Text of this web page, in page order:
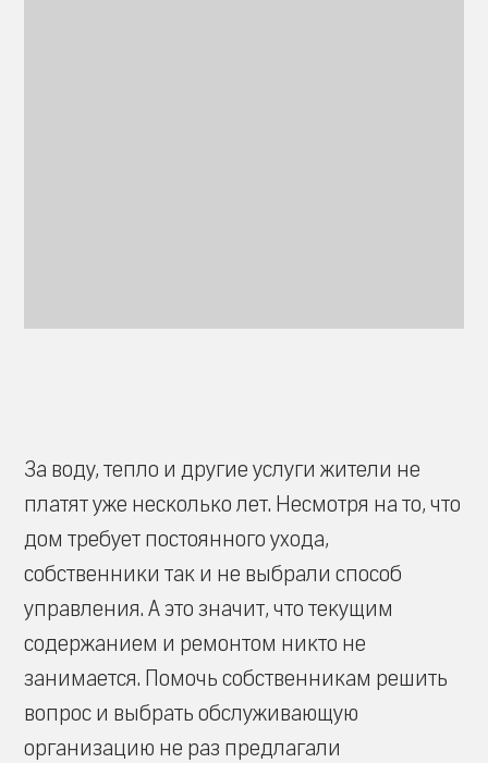
За воду, тепло и другие услуги жители не
платят уже несколько лет. Несмотря на то, что
дом требует постоянного ухода,
собственники так и не выбрали способ
управления. А это значит, что текущим
содержанием и ремонтом никто не
занимается. Помочь собственникам решить
вопрос и выбрать обслуживающую
организацию не раз предлагали